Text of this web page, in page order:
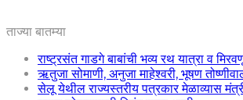
ताज्या बातम्या
राष्ट्रसंत गाडगे बाबांची भव्य रथ यात्रा व
ऋतुजा सोमाणी, अनुजा माहेश्वरी, भूषण
सेलू येथील राज्यस्तरीय पत्रकार मेळाव्यास